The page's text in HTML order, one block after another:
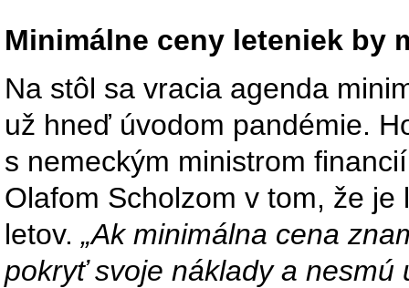
Minimálne ceny leteniek by
Na stôl sa vracia agenda
už hneď úvodom pandémie.
s nemeckým ministrom
Olafom Scholzom v tom, že
letov. „Ak minimálna cena
pokryť svoje náklady a